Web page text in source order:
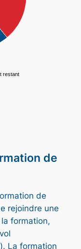
restant
de
de
rejoindre une
formation,
La formation